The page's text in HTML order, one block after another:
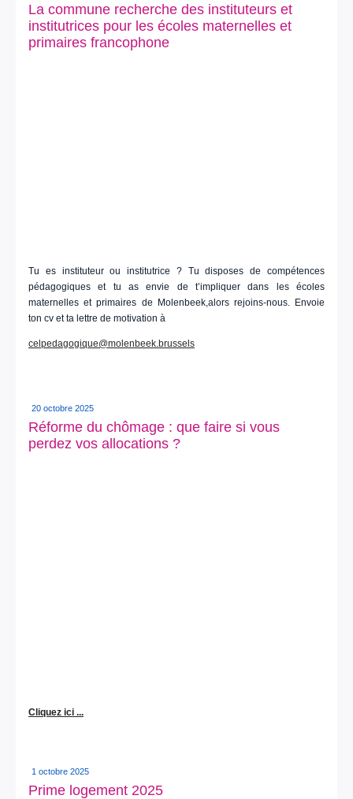
La commune recherche des instituteurs et
institutrices pour les écoles maternelles et
primaires francophone
Tu es instituteur ou institutrice ? Tu disposes de compétences
pédagogiques et tu as envie de t’impliquer dans les écoles
maternelles et primaires de Molenbeek,alors rejoins-nous. Envoie
ton cv et ta lettre de motivation à
celpedagogique@molenbeek.brussels
20 octobre 2025
Réforme du chômage : que faire si vous
perdez vos allocations ?
Cliquez ici ...
1 octobre 2025
Prime logement 2025